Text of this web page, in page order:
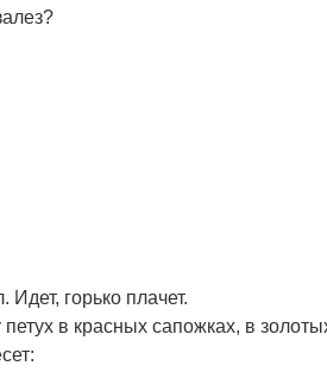
Идет, горько плачет.
в красных сапожках, в